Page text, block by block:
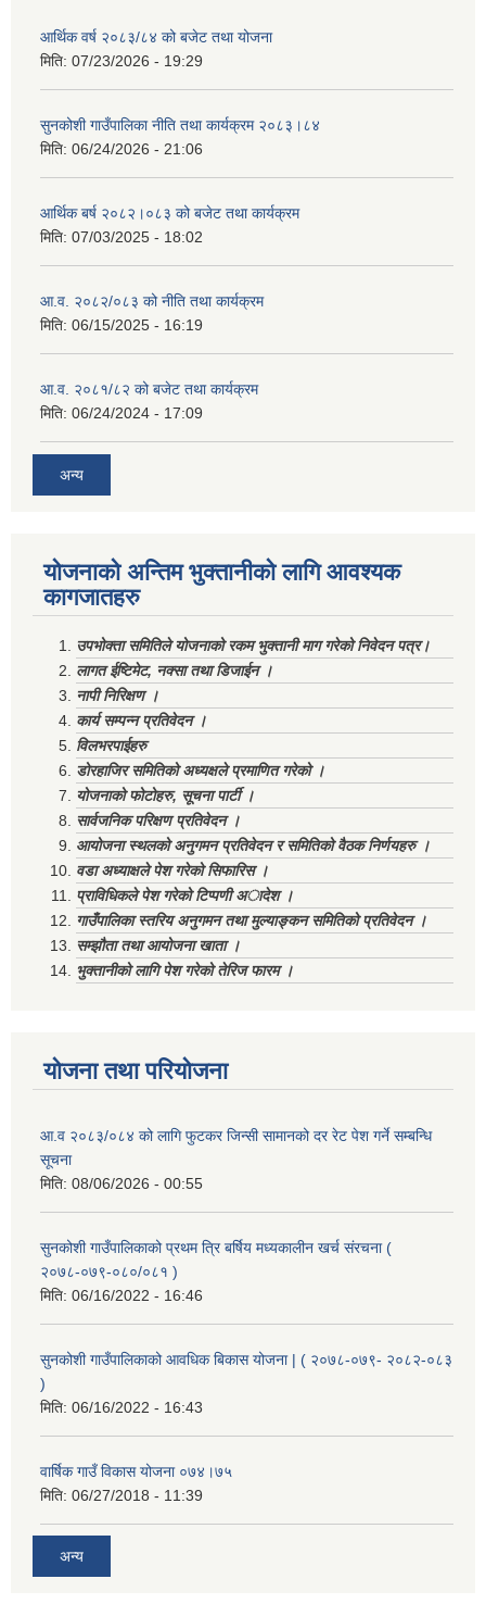
आर्थिक वर्ष २०८३/८४ को बजेट तथा योजना
मिति: 07/23/2026 - 19:29
सुनकोशी गाउँपालिका नीति तथा कार्यक्रम २०८३।८४
मिति: 06/24/2026 - 21:06
आर्थिक बर्ष २०८२।०८३ को बजेट तथा कार्यक्रम
मिति: 07/03/2025 - 18:02
आ.व. २०८२/०८३ को नीति तथा कार्यक्रम
मिति: 06/15/2025 - 16:19
आ.व. २०८१/८२ को बजेट तथा कार्यक्रम
मिति: 06/24/2024 - 17:09
अन्य
योजनाको अन्तिम भुक्तानीको लागि आवश्यक
कागजातहरु
उपभोक्ता समितिले योजनाको रकम भुक्तानी माग गरेको निवेदन पत्र।
लागत ईष्टिमेट, नक्सा तथा डिजाईन ।
नापी निरिक्षण ।
कार्य सम्पन्न प्रतिवेदन ।
विलभरपाईहरु
डोरहाजिर समितिको अध्यक्षले प्रमाणित गरेको ।
योजनाको फोटोहरु, सूचना पार्टी ।
सार्वजनिक परिक्षण प्रतिवेदन ।
आयोजना स्थलको अनुगमन प्रतिवेदन र समितिको वैठक निर्णयहरु ।
वडा अध्याक्षले पेश गरेको सिफारिस ।
प्राविधिकले पेश गरेको टिप्पणी अादेश ।
गाउँपालिका स्तरिय अनुगमन तथा मुल्याङ्कन समितिको प्रतिवेदन ।
सम्झौता तथा आयोजना खाता ।
भुक्तानीको लागि पेश गरेको तेरिज फारम ।
योजना तथा परियोजना
आ.व २०८३/०८४ को लागि फुटकर जिन्सी सामानको दर रेट पेश गर्ने सम्बन्धि
सूचना
मिति: 08/06/2026 - 00:55
सुनकोशी गाउँपालिकाको प्रथम त्रि बर्षिय मध्यकालीन खर्च संरचना (
२०७८-०७९-०८०/०८१ )
मिति: 06/16/2022 - 16:46
सुनकोशी गाउँपालिकाको आवधिक बिकास योजना | ( २०७८-०७९- २०८२-०८३
)
मिति: 06/16/2022 - 16:43
वार्षिक गाउँ विकास योजना ०७४।७५
मिति: 06/27/2018 - 11:39
अन्य